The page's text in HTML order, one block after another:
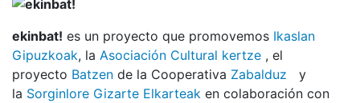
ekinbat! es un proyecto que promovemos Ikaslan
Gipuzkoak, la Asociación Cultural kertze , el
proyecto Batzen de la Cooperativa Zabalduz
y
la Sorginlore Gizarte Elkarteak en colaboración con